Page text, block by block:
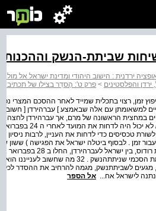
ירדנית : הישוב היהודי ומדינת ישראל אל
ירדן והפלסטינים > פרק ט': הֶסדֵר בצילו של תכתיב
זמן, רצוי בתכלית שמייד לאחר ההסכם המצרי
במחצית הראשונה של מרם, אך עבר­הירדן לחצה
באנץ / לא
לשורת טכסיסים כדי לדחות את העניין, לרבות
זמן . לבסוף ביטלה ישראל את הפגישה ) ששון
לחתימת הסכמי שניתת­הנשק . 32
מגעים לשביתת­נשק, מגמה להרחיב את ההסדר
לישראל אח... אל הספר